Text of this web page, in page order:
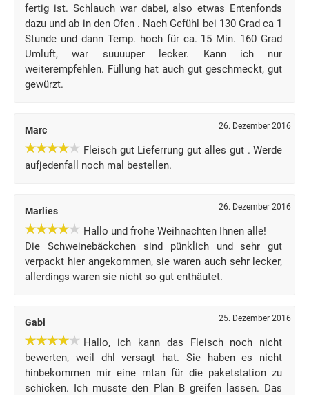
fertig ist. Schlauch war dabei, also etwas Entenfonds
dazu und ab in den Ofen . Nach Gefühl bei 130 Grad ca 1
Stunde und dann Temp. hoch für ca. 15 Min. 160 Grad
Umluft, war suuuuper lecker. Kann ich nur
weiterempfehlen. Füllung hat auch gut geschmeckt, gut
gewürzt.
Marc 26. Dezember 2016
Fleisch gut Lieferrung gut alles gut . Werde
aufjedenfall noch mal bestellen.
Marlies 26. Dezember 2016
Hallo und frohe Weihnachten Ihnen alle!
Die Schweinebäckchen sind pünklich und sehr gut
verpackt hier angekommen, sie waren auch sehr lecker,
allerdings waren sie nicht so gut enthäutet.
Gabi 25. Dezember 2016
Hallo, ich kann das Fleisch noch nicht
bewerten, weil dhl versagt hat. Sie haben es nicht
hinbekommen mir eine mtan für die paketstation zu
schicken. Ich musste den Plan B greifen lassen. Das